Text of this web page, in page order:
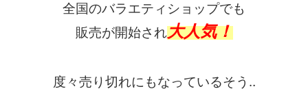
全国のバラエティショップでも
販売が開始され大人気！
度々売り切れにもなっているそう‥